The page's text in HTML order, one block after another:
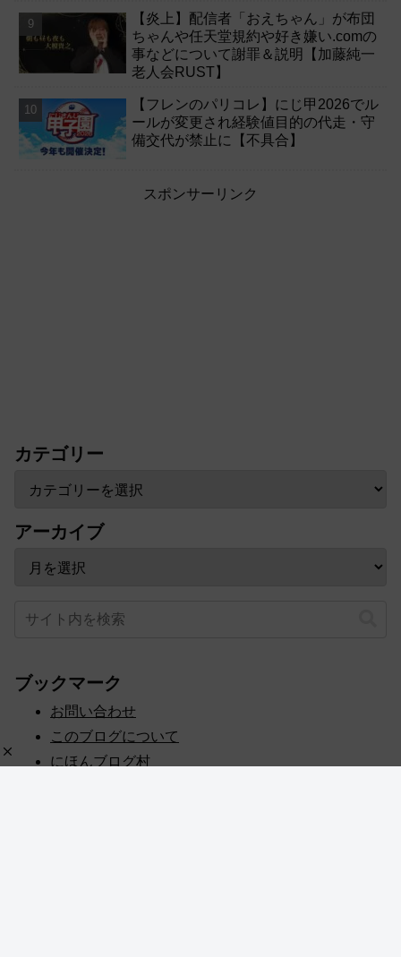
【炎上】配信者「おえちゃん」が布団
ちゃんや任天堂規約や好き嫌い.comの
事などについて謝罪＆説明【加藤純一
老人会RUST】
【フレンのパリコレ】にじ甲2026でル
ールが変更され経験値目的の代走・守
備交代が禁止に【不具合】
スポンサーリンク
カテゴリー
アーカイブ
ブックマーク
お問い合わせ
このブログについて
にほんブログ村